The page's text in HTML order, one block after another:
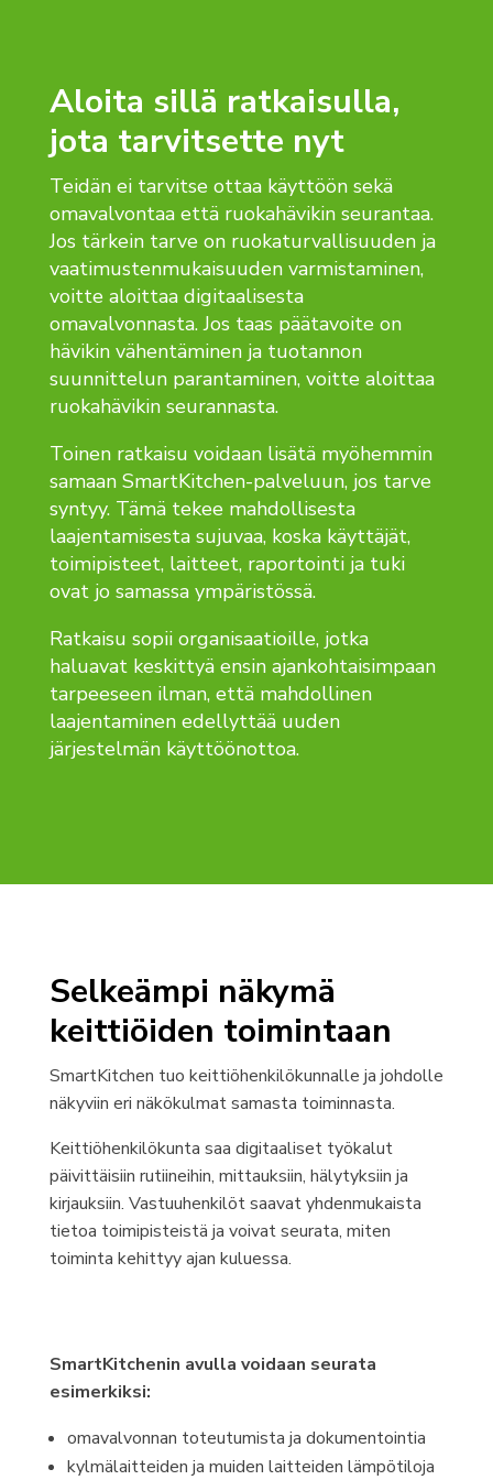
Aloita sillä ratkaisulla,
jota tarvitsette nyt
Teidän ei tarvitse ottaa käyttöön sekä
omavalvontaa että ruokahävikin seurantaa.
Jos tärkein tarve on ruokaturvallisuuden ja
vaatimustenmukaisuuden varmistaminen,
voitte aloittaa digitaalisesta
omavalvonnasta. Jos taas päätavoite on
hävikin vähentäminen ja tuotannon
suunnittelun parantaminen, voitte aloittaa
ruokahävikin seurannasta.
Toinen ratkaisu voidaan lisätä myöhemmin
samaan SmartKitchen-palveluun, jos tarve
syntyy. Tämä tekee mahdollisesta
laajentamisesta sujuvaa, koska käyttäjät,
toimipisteet, laitteet, raportointi ja tuki
ovat jo samassa ympäristössä.
Ratkaisu sopii organisaatioille, jotka
haluavat keskittyä ensin ajankohtaisimpaan
tarpeeseen ilman, että mahdollinen
laajentaminen edellyttää uuden
järjestelmän käyttöönottoa.
Selkeämpi näkymä
keittiöiden toimintaan
SmartKitchen tuo keittiöhenkilökunnalle ja johdolle
näkyviin eri näkökulmat samasta toiminnasta.
Keittiöhenkilökunta saa digitaaliset työkalut
päivittäisiin rutiineihin, mittauksiin, hälytyksiin ja
kirjauksiin. Vastuuhenkilöt saavat yhdenmukaista
tietoa toimipisteistä ja voivat seurata, miten
toiminta kehittyy ajan kuluessa.
SmartKitchenin avulla voidaan seurata
esimerkiksi:
omavalvonnan toteutumista ja dokumentointia
kylmälaitteiden ja muiden laitteiden lämpötiloja